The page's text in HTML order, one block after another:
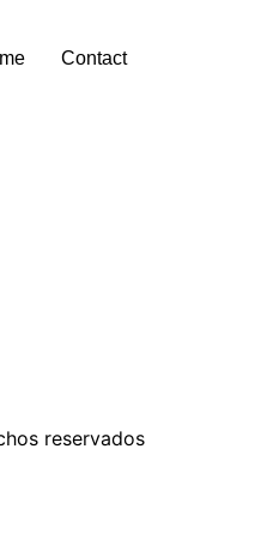
Contact
reservados